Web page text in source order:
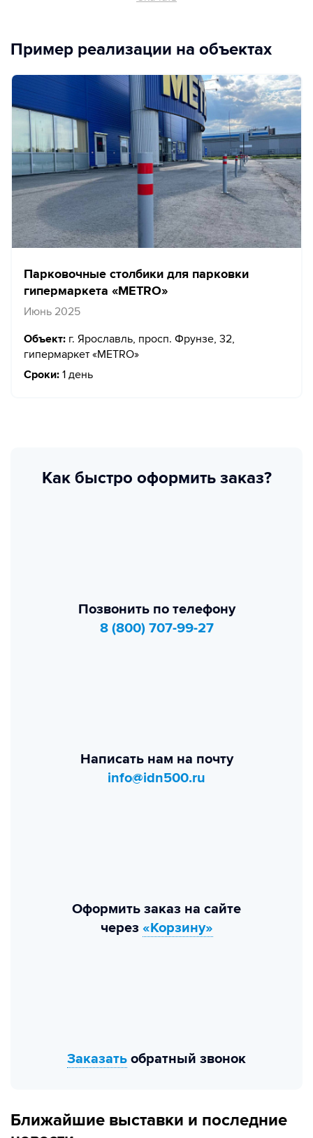
Пример реализации на объектах
Парковочные столбики для парковки
гипермаркета «METRO»
Июнь 2025
Объект: г. Ярославль, просп. Фрунзе, 32,
гипермаркет «METRO»
Сроки: 1 день
Как быстро оформить заказ?
Позвонить по телефону
8 (800) 707-99-27
Написать нам на почту
info@idn500.ru
Оформить заказ на сайте
через «Корзину»
Заказать обратный звонок
Ближайшие выставки и последние